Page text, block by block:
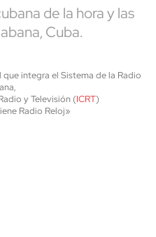
de la hora y las
Cuba.
integra el Sistema de la Radio
y Televisión (ICRT)
Radio Reloj»